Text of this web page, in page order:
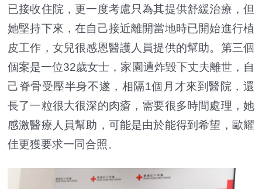
已接收住院，更一度考慮只為其提供舒緩治療，但
她堅持下來，在自己接近離開當地時已開始進行植
皮工作，女兒很感恩醫護人員提供的幫助。第三個
個案是一位32歲女士，家園遭炸毀下丈夫離世，自
己脊骨受壓半身不遂，相隔1個月才來到醫院，還
長了一粒很大很深的肉瘡，需要很多時間處理，她
感激醫療人員幫助，可能是由於能得到希望，歐耀
佳更獲要求一同合照。